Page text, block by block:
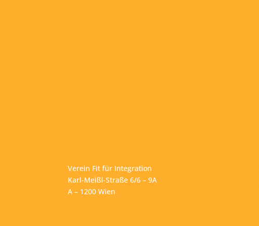
Verein Fit für Integration
Karl-Meißl-Straße 6/6 – 9A
A – 1200 Wien